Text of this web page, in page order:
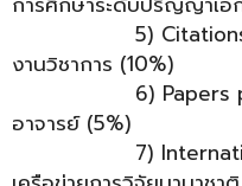
5)
งานวิชาการ (10%)
6) Papers
อาจารย์ (5%)
7)